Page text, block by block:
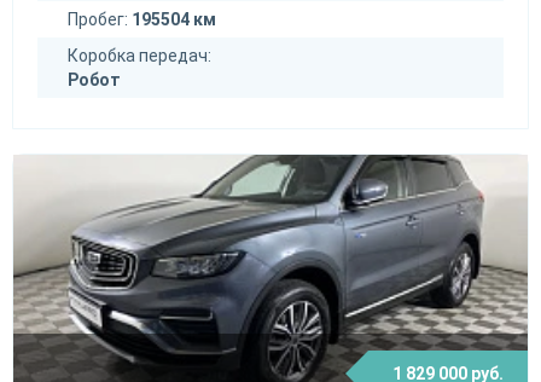
Пробег: 195504 км
Коробка передач:
Робот
1 829 000 руб.